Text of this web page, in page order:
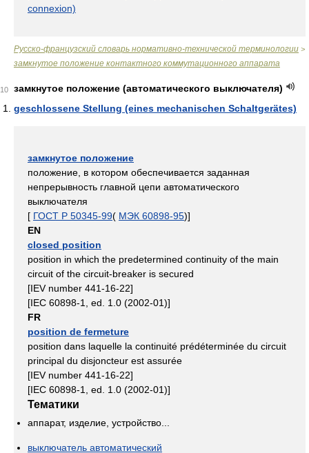
connexion)
Русско-французский словарь нормативно-технической терминологии >
замкнутое положение контактного коммутационного аппарата
10
замкнутое положение (автоматического выключателя)
geschlossene Stellung (eines mechanischen Schaltgerätes)
замкнутое положение
положение, в котором обеспечивается заданная
непрерывность главной цепи автоматического
выключателя
[ ГОСТ Р 50345-99( МЭК 60898-95)]
EN
closed position
position in which the predetermined continuity of the main
circuit of the circuit-breaker is secured
[IEV number 441-16-22]
[IEC 60898-1, ed. 1.0 (2002-01)]
FR
position de fermeture
position dans laquelle la continuité prédéterminée du circuit
principal du disjoncteur est assurée
[IEV number 441-16-22]
[IEC 60898-1, ed. 1.0 (2002-01)]
Тематики
аппарат, изделие, устройство...
выключатель автоматический